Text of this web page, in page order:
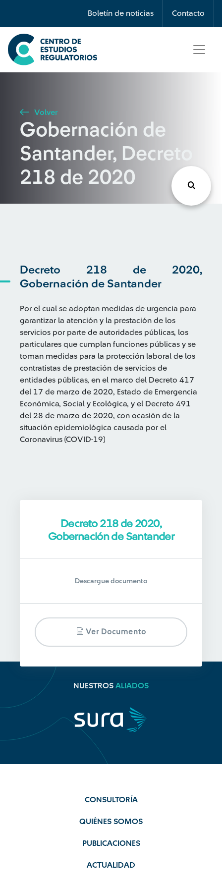
Boletín de noticias Contacto
Búsqueda
Seleccione país
Buscar
Volver
Gobernación de
Santander, Decreto
218 de 2020
Decreto 218 de 2020,
Gobernación de Santander
Por el cual se adoptan medidas de urgencia para
garantizar la atención y la prestación de los
servicios por parte de autoridades públicas, los
particulares que cumplan funciones públicas y se
toman medidas para la protección laboral de los
contratistas de prestación de servicios de
entidades públicas, en el marco del Decreto 417
del 17 de marzo de 2020, Estado de Emergencia
Económica, Social y Ecológica, y el Decreto 491
del 28 de marzo de 2020, con ocasión de la
situación epidemiológica causada por el
Coronavirus (COVID-19)
Decreto 218 de 2020,
Gobernación de Santander
Descargue documento
Ver Documento
NUESTROS ALIADOS
CONSULTORÍA
QUIÉNES SOMOS
PUBLICACIONES
ACTUALIDAD